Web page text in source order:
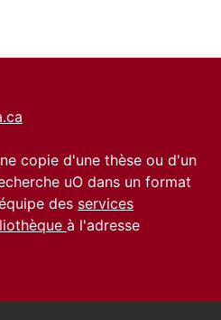
copie d'une thèse ou d'un
uO dans un format
des services
à l'adresse